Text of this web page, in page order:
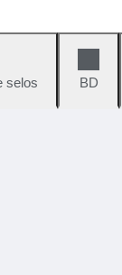
selos BD